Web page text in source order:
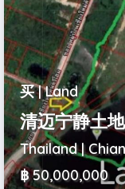
买 | Land
清迈宁静土
Thailand |
฿ 50,000,000